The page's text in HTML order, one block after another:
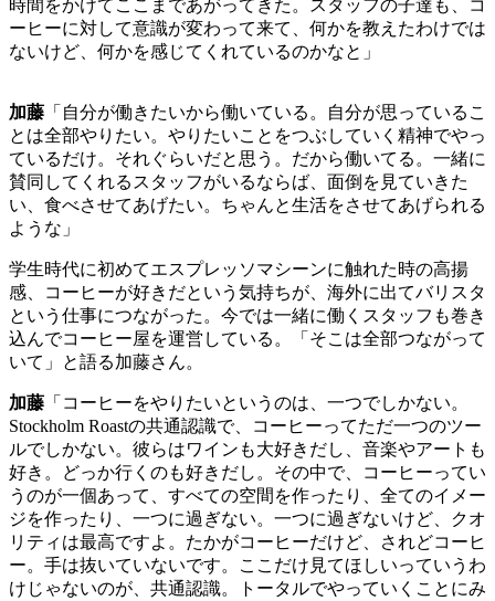
時間をかけてここまであがってきた。スタッフの子達も、コ
ーヒーに対して意識が変わって来て、何かを教えたわけでは
ないけど、何かを感じてくれているのかなと」
加藤 「自分が働きたいから働いている。自分が思っているこ
とは全部やりたい。やりたいことをつぶしていく精神でやっ
ているだけ。それぐらいだと思う。だから働いてる。一緒に
賛同してくれるスタッフがいるならば、面倒を見ていきた
い、食べさせてあげたい。ちゃんと生活をさせてあげられる
ような」
学生時代に初めてエスプレッソマシーンに触れた時の高揚
感、コーヒーが好きだという気持ちが、海外に出てバリスタ
という仕事につながった。今では一緒に働くスタッフも巻き
込んでコーヒー屋を運営している。「そこは全部つながって
いて」と語る加藤さん。
加藤 「コーヒーをやりたいというのは、一つでしかない。
Stockholm Roastの共通認識で、コーヒーってただ一つのツー
ルでしかない。彼らはワインも大好きだし、音楽やアートも
好き。どっか行くのも好きだし。その中で、コーヒーってい
うのが一個あって、すべての空間を作ったり、全てのイメー
ジを作ったり、一つに過ぎない。一つに過ぎないけど、クオ
リティは最高ですよ。たかがコーヒーだけど、されどコーヒ
ー。手は抜いていないです。ここだけ見てほしいっていうわ
けじゃないのが、共通認識。トータルでやっていくことにみ